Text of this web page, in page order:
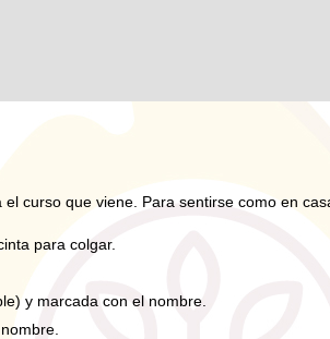
curso que viene. Para sentirse como en
para colgar.
y marcada con el nombre.